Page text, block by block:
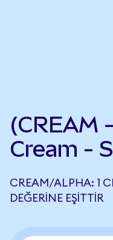
(CREAM
Cream -
CREAM/ALPHA: 1
DEĞERINE EŞITTIR